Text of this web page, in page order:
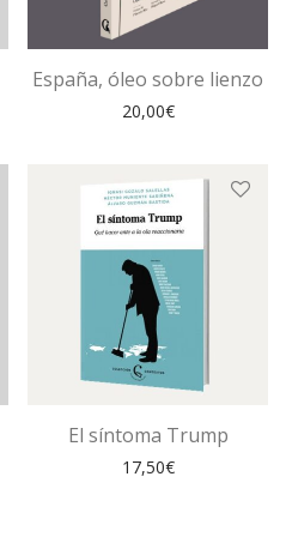
España, óleo sobre lienzo
20,00€
El síntoma Trump
17,50€